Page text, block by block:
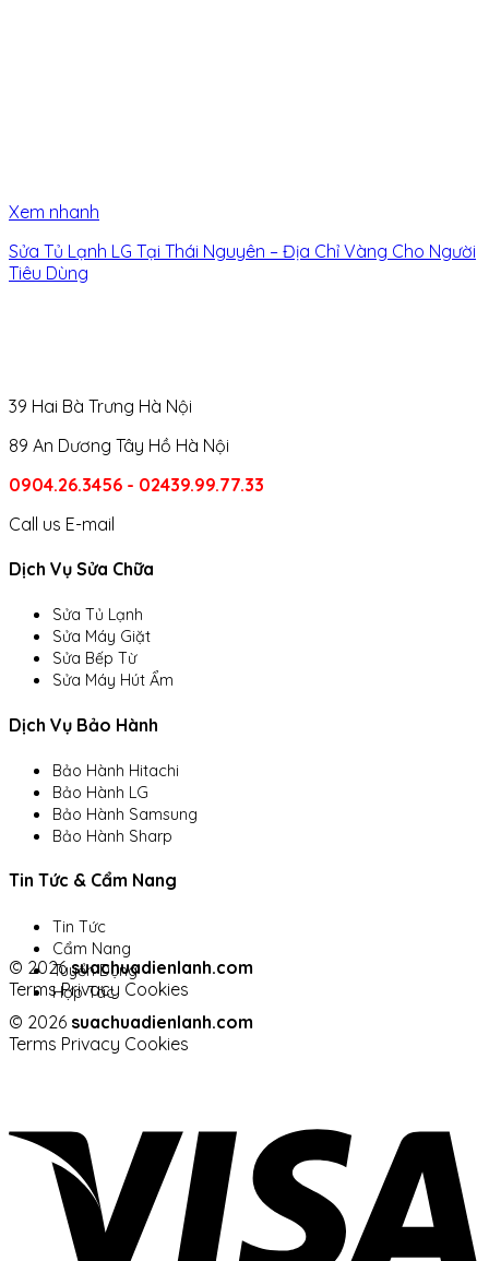
Xem nhanh
Sửa Tủ Lạnh LG Tại Thái Nguyên – Địa Chỉ Vàng Cho Người
Tiêu Dùng
39 Hai Bà Trưng Hà Nội
89 An Dương Tây Hồ Hà Nội
0904.26.3456 - 02439.99.77.33
Call us E-mail
Dịch Vụ Sửa Chữa
Sửa Tủ Lạnh
Sửa Máy Giặt
Sửa Bếp Từ
Sửa Máy Hút Ẩm
Dịch Vụ Bảo Hành
Bảo Hành Hitachi
Bảo Hành LG
Bảo Hành Samsung
Bảo Hành Sharp
Tin Tức & Cẩm Nang
Tin Tức
Cẩm Nang
Tuyển Dụng
Hợp Tác
© 2026suachuadienlanh.com
Terms Privacy Cookies
© 2026 suachuadienlanh.com
Terms Privacy Cookies